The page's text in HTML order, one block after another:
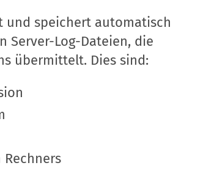
und speichert automatisch
Server-Log-Dateien, die
übermittelt. Dies sind: